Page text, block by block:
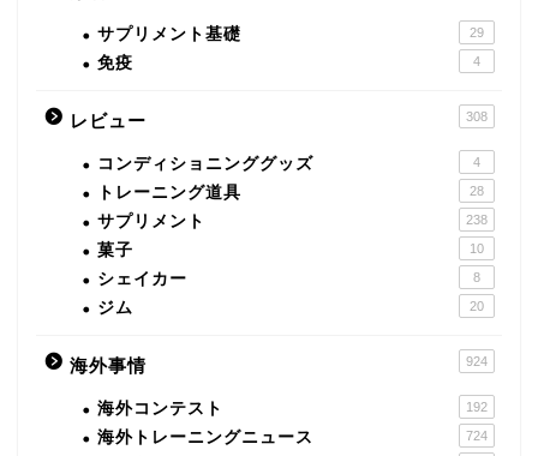
サプリメント基礎 29
免疫 4
レビュー 308
コンディショニンググッズ 4
トレーニング道具 28
サプリメント 238
菓子 10
シェイカー 8
ジム 20
海外事情 924
海外コンテスト 192
海外トレーニングニュース 724